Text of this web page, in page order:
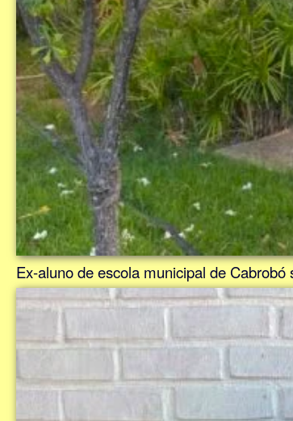
Ex-aluno de escola municipal de